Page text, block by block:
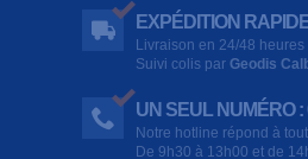
EXPÉDITION
Livraison en 24/48 heures
Suivi colis par Geodis
UN SEUL NUMÉRO :
Notre hotline répond à
De 9h30 à 13h00 et de